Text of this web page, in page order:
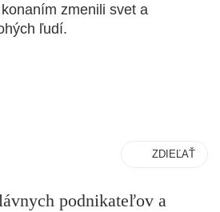
zmenili svet a
ľudí.
ZDIEĽAŤ
podnikateľov a